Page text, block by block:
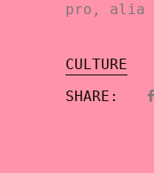
pro, alia
CULTURE
SHARE: